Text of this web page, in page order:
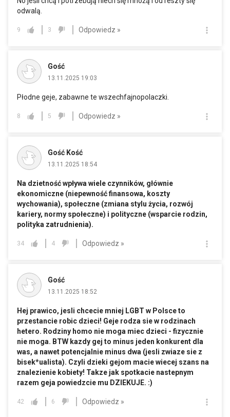
odwalą.
9 3 Odpowiedz »
Gość
13.11.2025 19:03
Płodne geje, zabawne te wszechfajnopolaczki.
8 5 Odpowiedz »
Gość Kość
13.11.2025 18:54
Na dzietność wpływa wiele czynników, głównie
ekonomiczne (niepewność finansowa, koszty
wychowania), społeczne (zmiana stylu życia, rozwój
kariery, normy społeczne) i polityczne (wsparcie rodzin,
polityka zatrudnienia).
34 4 Odpowiedz »
Gość
13.11.2025 18:52
Hej prawico, jesli chcecie mniej LGBT w Polsce to
przestancie robic dzieci! Geje rodza sie w rodzinach
hetero. Rodziny homo nie moga miec dzieci - fizycznie
nie moga. BTW kazdy gej to minus jeden konkurent dla
was, a nawet potencjalnie minus dwa (jesli zwiaze sie z
bisek*ualista). Czyli dzieki gejom macie wiecej szans na
znalezienie kobiety! Takze jak spotkacie nastepnym
razem geja powiedzcie mu DZIEKUJE. :)
42 6 Odpowiedz »